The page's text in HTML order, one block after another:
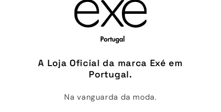
A Loja Oficial da marca Exé em
Portugal.
Na vanguarda da moda.